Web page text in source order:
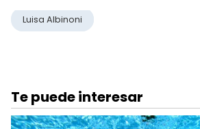
Luisa Albinoni